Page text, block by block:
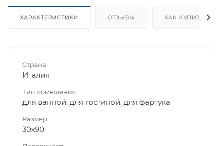
ХАРАКТЕРИСТИКИ ОТЗЫВЫ КАК КУПИТЬ
Страна
Италия
Тип помещения
для ванной, для гостиной, для фартука
Размер
30x90